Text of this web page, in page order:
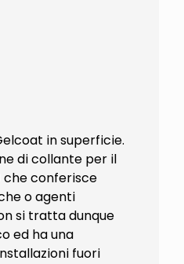
in superficie.
di collante per il
che conferisce
o agenti
si tratta dunque
ed ha una
fuori